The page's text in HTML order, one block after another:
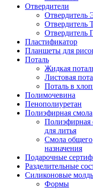
Отвердители
Отвердитель
Отвердитель
Пластификатор
Планшеты для
Поталь
Жидкая
Листовая
Поталь в
Полимочевина
Пенополиуретан
Полиэфирная смола
Полиэфирная
для литья
Смола общего
назначения
Подарочные
Разделительные
Силиконовые
Формы